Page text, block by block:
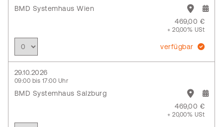
BMD Systemhaus Wien
469,00 €
+ 20,00% USt
verfügbar
29.10.2026
09:00 bis 17:00 Uhr
BMD Systemhaus Salzburg
469,00 €
+ 20,00% USt